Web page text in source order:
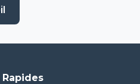
Rapides